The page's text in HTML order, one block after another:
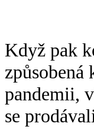
Když pak
pandemii,
se